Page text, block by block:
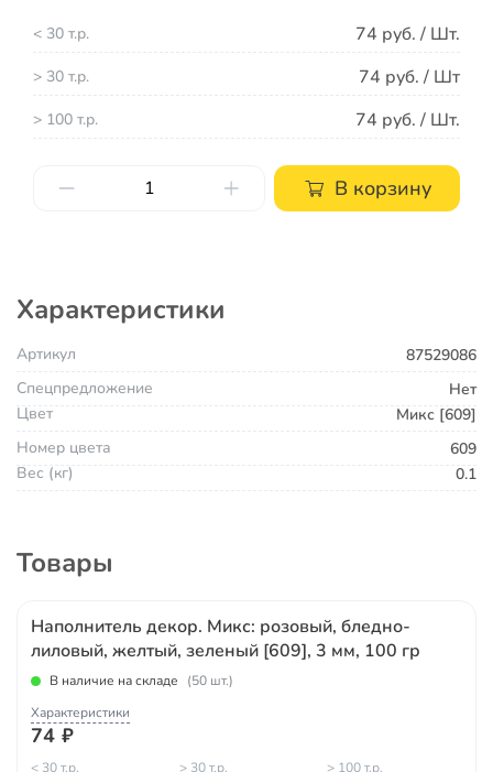
< 30 т.р. 74 руб. / Шт.
> 30 т.р. 74 руб. / Шт
> 100 т.р. 74 руб. / Шт.
В корзину
Характеристики
Артикул
87529086
Спецпредложение
Нет
Цвет
Микс [609]
Номер цвета
609
Вес (кг)
0.1
Товары
Наполнитель декор. Микс: розовый, бледно-
лиловый, желтый, зеленый [609], 3 мм, 100 гр
В наличие на складе
(50 шт.)
Характеристики
74 ₽
< 30 т.р. > 30 т.р. > 100 т.р.